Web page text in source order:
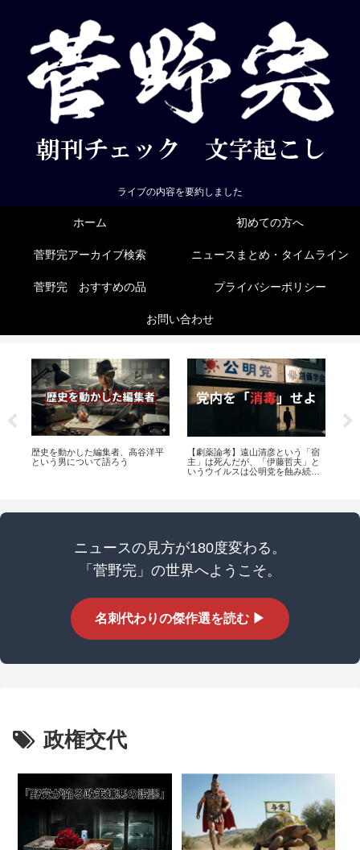
ライブの内容を要約しました
ホーム 初めての方へ
菅野完アーカイブ検索 ニュースまとめ・タイムライン
菅野完 おすすめの品 プライバシーポリシー
お問い合わせ
歴史を動かした編集者、高谷洋平
という男について語ろう
【劇薬論考】遠山清彦という「宿
主」は死んだが、「伊藤哲夫」と
いうウイルスは公明党を蝕み続け
ニュースの見方が180度変わる。
「菅野完」の世界へようこそ。
名刺代わりの傑作選を読む ▶
政権交代